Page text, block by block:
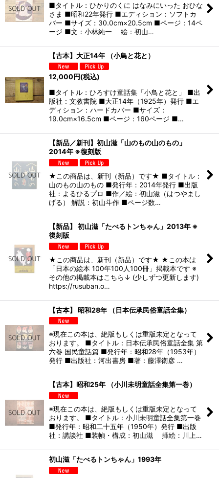
■タイトル：ひかりのくに はなみにいった おひな
さま ■昭和22年発行 ■エディション：ソフトカ
バー ■サイズ：30.0cm×20.5cm ■ページ：14ペ
ージ ■文：小林純一 絵：初山…
【古本】大正14年 （小鳥と花と）
12,000円(税込)
■タイトル：ひろすけ童話集「小鳥と花と」 ■出
版社：文教書院 ■大正14年（1925年）発行 ■エ
ディション：ハードカバー ■サイズ：
19.0cm×16.5cm ■ページ：160ページ ■…
【新品／新刊】初山滋「山のもの山のもの」
2014年 ※復刻版
★この商品は、新刊（新品）です★ ■タイトル：
山のもの山のもの ■発行年：2014年発行 ■出版
社：よるひるプロ ■作／絵：初山滋（はつやまし
げる） 解説：初山斗作 ■ページ数…
【新品】 初山滋「たべるトンちゃん」2013年 ※
復刻版
★この商品は、新刊（新品）です★ ★この本は
「日本の絵本 100年100人100冊」掲載本です ※
その他の掲載本はこちら↓ (少しずつ更新します)
https://rusuban.o…
【古本】 昭和28年 （日本伝承民俗童話全集）
※現在この本は、絶版もしくは重版未定となって
おります。 ■タイトル：日本伝承民俗童話全集 第
六巻 国民童話篇 ■発行年：昭和28年（1953年）
発行 ■出版社：河出書房 ■著：藤澤衛彦 …
【古本】昭和25年 （小川未明童話全集第一巻）
※現在この本は、絶版もしくは重版未定となって
おります。 ■タイトル：小川未明童話全集第一巻
■発行年：昭和二十五年（1950年）発行 ■出版
社：講談社 ■装幀・構成：初山滋 挿絵：川上…
初山滋「たべるトンちゃん」1993年